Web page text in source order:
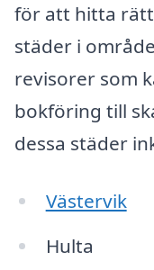
för att hitta rätt
städer i
revisorer som
bokföring till
dessa städer
Västervik
Hulta